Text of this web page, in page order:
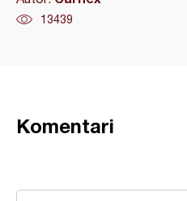
13439
Komentari